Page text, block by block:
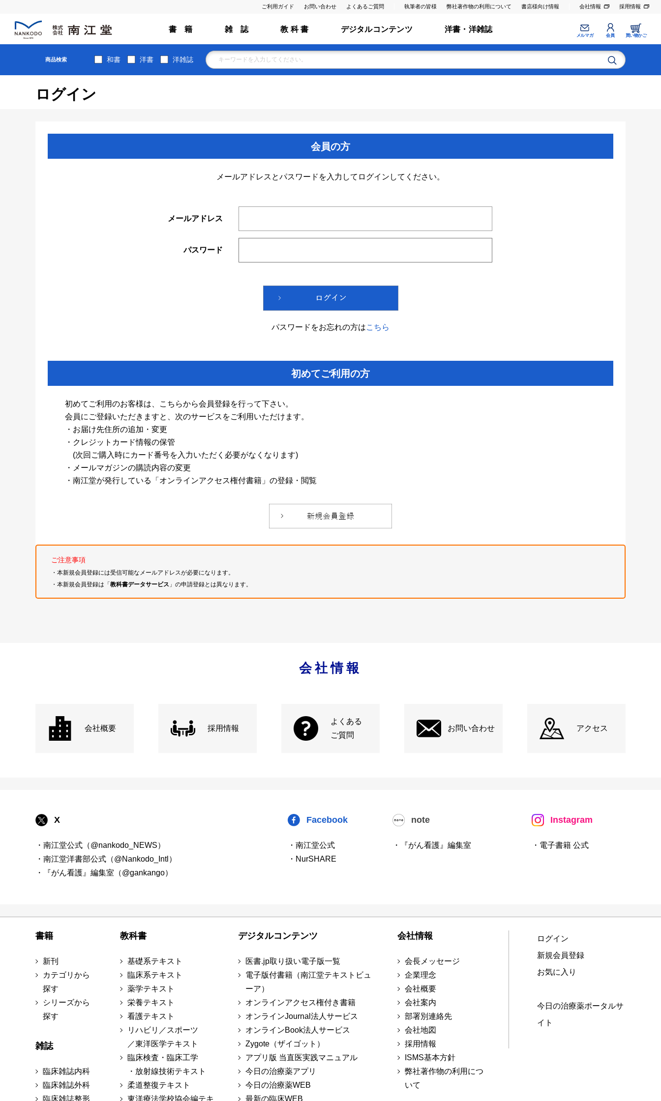
ご利用ガイド お問い合わせ よくあるご質問 執筆者の皆様 弊社著作物の利用について 書店様向け情報 会社情報 採用情報
書 籍 雑 誌 教 科 書 デジタルコンテンツ 洋書・洋雑誌
メルマガ 会員 買い物かご
商品検索 和書 洋書 洋雑誌
ログイン
会員の方
メールアドレスとパスワードを入力してログインしてください。
メールアドレス
パスワード
パスワードをお忘れの方はこちら
初めてご利用の方
初めてご利用のお客様は、こちらから会員登録を行って下さい。
会員にご登録いただきますと、次のサービスをご利用いただけます。
・お届け先住所の追加・変更
・クレジットカード情報の保管
(次回ご購入時にカード番号を入力いただく必要がなくなります)
・メールマガジンの購読内容の変更
・南江堂が発行している「オンラインアクセス権付書籍」の登録・閲覧
ご注意事項
・本新規会員登録には受信可能なメールアドレスが必要になります。
・本新規会員登録は「教科書データサービス 」の申請登録とは異なります。
会社情報
会社概要 採用情報
よくある
ご質問
お問い合わせ アクセス
X
・南江堂公式（@nankodo_NEWS）
・南江堂洋書部公式（@Nankodo_Intl）
・『がん看護』編集室（@gankango）
Facebook
・南江堂公式
・NurSHARE
note
・『がん看護』編集室
Instagram
・電子書籍 公式
書籍
新刊
カテゴリから
探す
シリーズから
探す
雑誌
臨床雑誌内科
臨床雑誌外科
臨床雑誌整形
教科書
基礎系テキスト
臨床系テキスト
薬学テキスト
栄養テキスト
看護テキスト
リハビリ／スポーツ
／東洋医学テキスト
臨床検査・臨床工学
・放射線技術テキスト
柔道整復テキスト
東洋療法学校協会編テキ
デジタルコンテンツ
医書.jp取り扱い電子版一覧
電子版付書籍（南江堂テキストビュ
ーア）
オンラインアクセス権付き書籍
オンラインJournal法人サービス
オンラインBook法人サービス
Zygote（ザイゴット）
アプリ版 当直医実践マニュアル
今日の治療薬アプリ
今日の治療薬WEB
最新の臨床WEB
会社情報
会長メッセージ
企業理念
会社概要
会社案内
部署別連絡先
会社地図
採用情報
ISMS基本方針
弊社著作物の利用につ
いて
ログイン
新規会員登録
お気に入り
今日の治療薬ポータルサ
イト